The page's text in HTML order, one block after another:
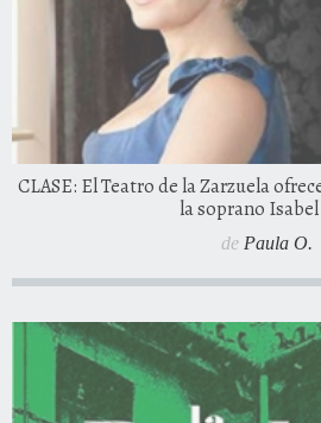
CLASE: El Teatro de la Zarzuela
la soprano
de Paula O.